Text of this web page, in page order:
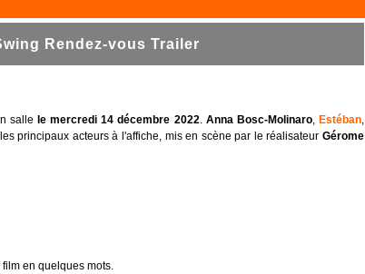
Rendez-vous Trailer
salle le mercredi 14 décembre 2022. Anna Bosc-Molinaro, Estéban,
principaux acteurs à l'affiche, mis en scène par le réalisateurGérome
film en quelques mots.